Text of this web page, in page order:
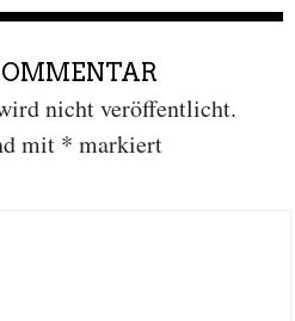
nicht veröffentlicht.
mit * markiert